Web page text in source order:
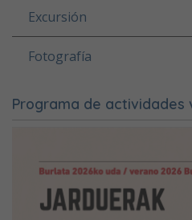
Excursión
Fotografía
Programa de actividades